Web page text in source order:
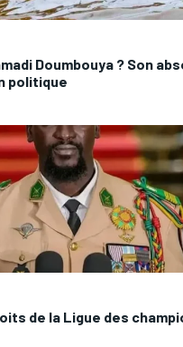
Doumbouya ? Son
politique
de la Ligue des